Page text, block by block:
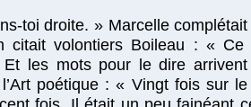
toi droite. » Marcelle
citait volontiers Boileau : « Ce
Et les mots pour le dire
poétique : « Vingt fois sur